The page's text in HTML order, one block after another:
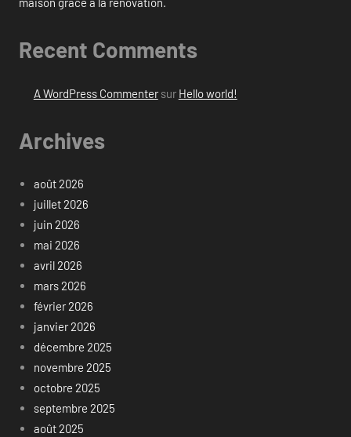
Recent Comments
A WordPress Commentersur Hello world!
Archives
août 2026
juillet 2026
juin 2026
mai 2026
avril 2026
mars 2026
février 2026
janvier 2026
décembre 2025
novembre 2025
octobre 2025
septembre 2025
août 2025